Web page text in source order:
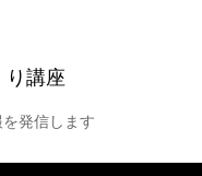
り講座
発信します